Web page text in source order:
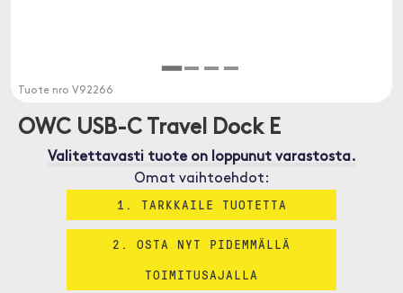
Tuote nro V92266
OWC USB-C Travel Dock E
Valitettavasti tuote on loppunut varastosta.
Omat vaihtoehdot:
1. TARKKAILE TUOTETTA
2. OSTA NYT PIDEMMÄLLÄ
TOIMITUSAJALLA